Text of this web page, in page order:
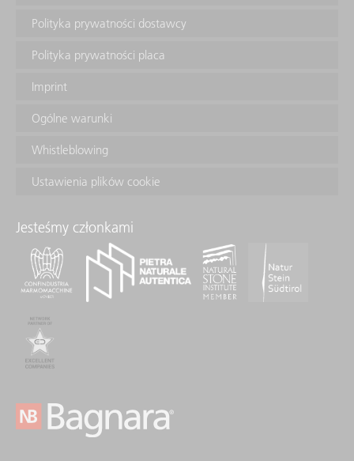
Polityka prywatności dostawcy
Polityka prywatności placa
Imprint
Ogólne warunki
Whistleblowing
Ustawienia plików cookie
Jesteśmy członkami